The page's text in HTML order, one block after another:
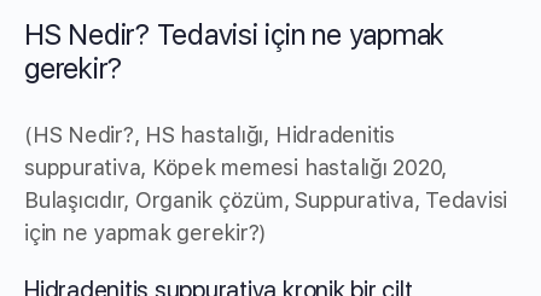
HS Nedir? Tedavisi için ne yapmak
gerekir?
(HS Nedir?, HS hastalığı, Hidradenitis
suppurativa, Köpek memesi hastalığı 2020,
Bulaşıcıdır, Organik çözüm, Suppurativa, Tedavisi
için ne yapmak gerekir?)
Hidradenitis suppurativa kronik bir cilt